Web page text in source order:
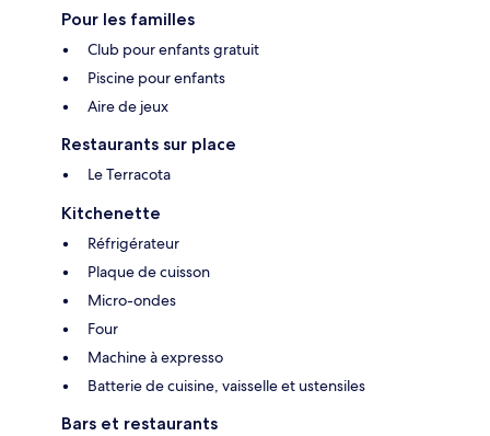
Pour les familles
Club pour enfants gratuit
Piscine pour enfants
Aire de jeux
Restaurants sur place
Le Terracota
Kitchenette
Réfrigérateur
Plaque de cuisson
Micro-ondes
Four
Machine à expresso
Batterie de cuisine, vaisselle et ustensiles
Bars et restaurants